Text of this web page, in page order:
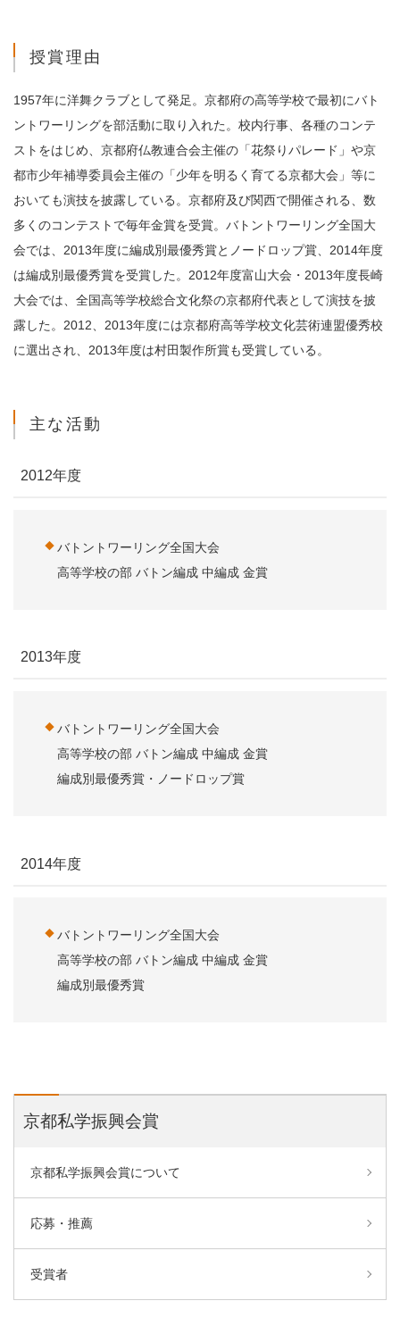
授賞理由
1957年に洋舞クラブとして発足。京都府の高等学校で最初にバト
ントワーリングを部活動に取り入れた。校内行事、各種のコンテ
ストをはじめ、京都府仏教連合会主催の「花祭りパレード」や京
都市少年補導委員会主催の「少年を明るく育てる京都大会」等に
おいても演技を披露している。京都府及び関西で開催される、数
多くのコンテストで毎年金賞を受賞。バトントワーリング全国大
会では、2013年度に編成別最優秀賞とノードロップ賞、2014年度
は編成別最優秀賞を受賞した。2012年度富山大会・2013年度長崎
大会では、全国高等学校総合文化祭の京都府代表として演技を披
露した。2012、2013年度には京都府高等学校文化芸術連盟優秀校
に選出され、2013年度は村田製作所賞も受賞している。
主な活動
2012年度
バトントワーリング全国大会
高等学校の部 バトン編成 中編成 金賞
2013年度
バトントワーリング全国大会
高等学校の部 バトン編成 中編成 金賞
編成別最優秀賞・ノードロップ賞
2014年度
バトントワーリング全国大会
高等学校の部 バトン編成 中編成 金賞
編成別最優秀賞
京都私学振興会賞
京都私学振興会賞について
応募・推薦
受賞者